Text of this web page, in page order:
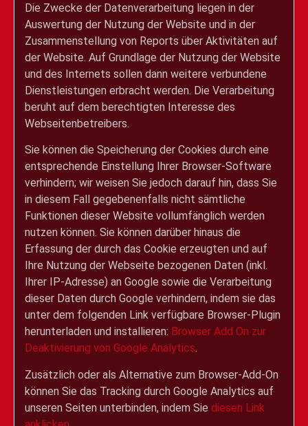
Die Zwecke der Datenverarbeitung liegen in der
Auswertung der Nutzung der Website und in der
Zusammenstellung von Reports über Aktivitäten auf
der Website. Auf Grundlage der Nutzung der Website
und des Internets sollen dann weitere verbundene
Dienstleistungen erbracht werden. Die Verarbeitung
beruht auf dem berechtigten Interesse des
Webseitenbetreibers.
Sie können die Speicherung der Cookies durch eine
entsprechende Einstellung Ihrer Browser-Software
verhindern; wir weisen Sie jedoch darauf hin, dass Sie
in diesem Fall gegebenenfalls nicht sämtliche
Funktionen dieser Website vollumfänglich werden
nutzen können. Sie können darüber hinaus die
Erfassung der durch das Cookie erzeugten und auf
Ihre Nutzung der Webseite bezogenen Daten (inkl.
Ihrer IP-Adresse) an Google sowie die Verarbeitung
dieser Daten durch Google verhindern, indem sie das
unter dem folgenden Link verfügbare Browser-Plugin
herunterladen und installieren: Browser Add On zur
Deaktivierung von Google Analytics.
Zusätzlich oder als Alternative zum Browser-Add-On
können Sie das Tracking durch Google Analytics auf
unseren Seiten unterbinden, indem Sie diesen Link